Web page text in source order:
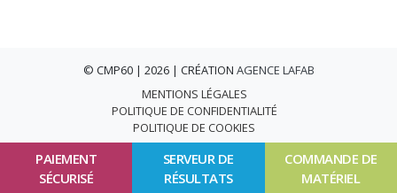
PAIEMENT
SÉCURISÉ
SERVEUR DE
RÉSULTATS
COMMANDE DE
MATÉRIEL
© CMP60 | 2026 | CRÉATION AGENCE LAFAB
MENTIONS LÉGALES
POLITIQUE DE CONFIDENTIALITÉ
POLITIQUE DE COOKIES